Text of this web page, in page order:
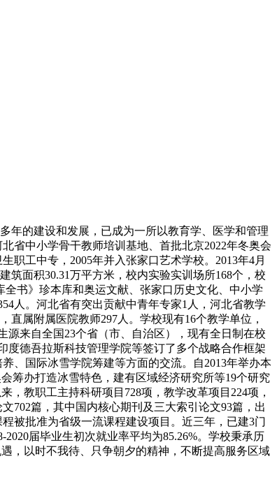
年的建设和发展，已成为一所以教育学、医学和管理
省中小学骨干教师培训基地、首批北京2022年冬奥会
职工中专，2005年并入张家口艺术学校。2013年4月
筑面积30.31万平方米，校内实验实训场所168个，校
全书》珍本库和奥运文献、张家口历史文化、中小学
人。河北省有突出贡献中青年专家1人，河北省教学
属附属医院教师297人。学校现有16个教学单位，
来自全国23个省（市、自治区），现有全日制在校
度德吾拉斯科技管理学院等签订了多个战略合作框架
、国际冰雪学院筹建等方面的交流。自2013年举办本
筹办打造冰雪特色，建有区域经济研究所等19个研究
，教职工主持科研项目728项，教学改革项目224项，
702篇，其中国内核心期刊及三大索引论文93篇，出
被批准为省级一流课程建设项目。近三年，已建3门
届毕业生初次就业率平均为85.26%。学校秉承历
，以时不我待、只争朝夕的精神，不断提高服务区域